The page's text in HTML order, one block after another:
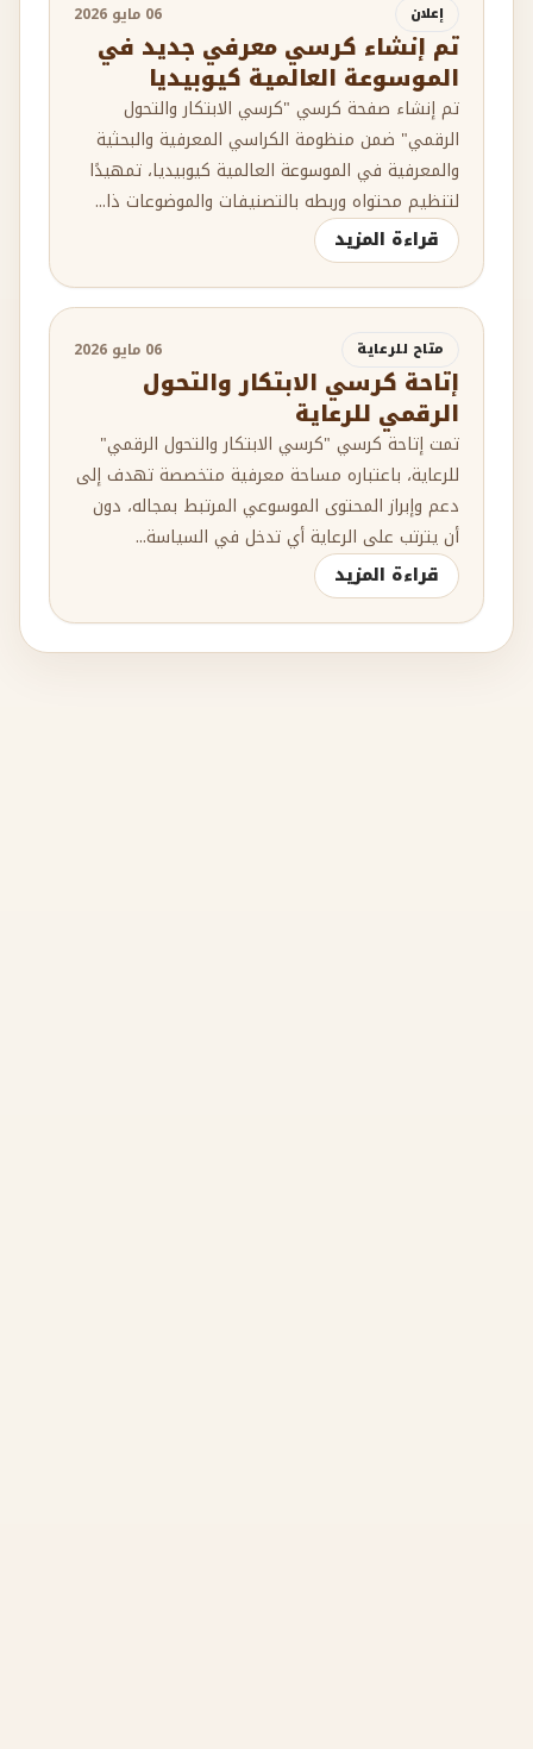
إعلان 06 مايو 2026
تم إنشاء كرسي معرفي جديد في
الموسوعة العالمية كيوبيديا
تم إنشاء صفحة كرسي "كرسي الابتكار والتحول
الرقمي" ضمن منظومة الكراسي المعرفية والبحثية
والمعرفية في الموسوعة العالمية كيوبيديا، تمهيدًا
لتنظيم محتواه وربطه بالتصنيفات والموضوعات ذا...
قراءة المزيد
متاح للرعاية 06 مايو 2026
إتاحة كرسي الابتكار والتحول
الرقمي للرعاية
تمت إتاحة كرسي "كرسي الابتكار والتحول الرقمي"
للرعاية، باعتباره مساحة معرفية متخصصة تهدف إلى
دعم وإبراز المحتوى الموسوعي المرتبط بمجاله، دون
أن يترتب على الرعاية أي تدخل في السياسة...
قراءة المزيد